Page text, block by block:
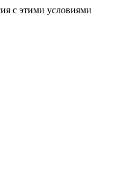
с этими условиями